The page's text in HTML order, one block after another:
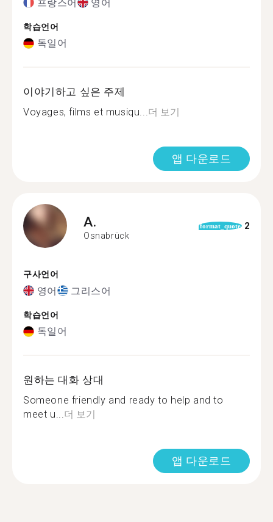
프랑스어 영어
학습언어
독일어
이야기하고 싶은 주제
Voyages, films et musiqu...더 보기
앱 다운로드
A.
Osnabrück
format_quote 2
구사언어
영어 그리스어
학습언어
독일어
원하는 대화 상대
Someone friendly and ready to help and to
meet u...더 보기
앱 다운로드